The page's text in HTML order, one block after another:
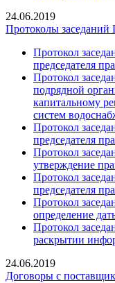
24.06.2019
Протоколы заседаний
Протокол
председателя
Протокол
подрядной
капитальному
систем
Протокол
председателя
Протокол
утверждение
Протокол
председателя
Протокол
определение
Протокол
раскрытии
24.06.2019
Договоры с